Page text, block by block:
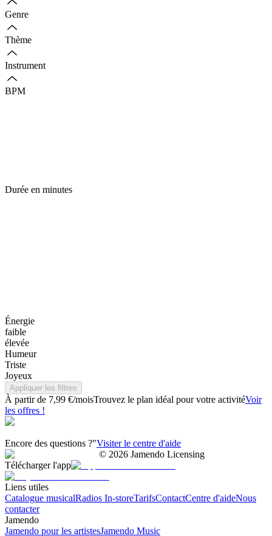
Genre
Thème
Instrument
BPM
Durée en minutes
Énergie
faible
élevée
Humeur
Triste
Joyeux
Appliquer les filtres
À partir de 7,99 €/moisTrouvez le plan idéal pour votre activitéVoir
les offres !
Encore des questions ?"Visiter le centre d'aide
© 2026 Jamendo Licensing
Télécharger l'app
Liens utiles
Catalogue musicalRadios In-storeTarifsContactCentre d'aideNous
contacter
Jamendo
Jamendo pour les artistesJamendo Music